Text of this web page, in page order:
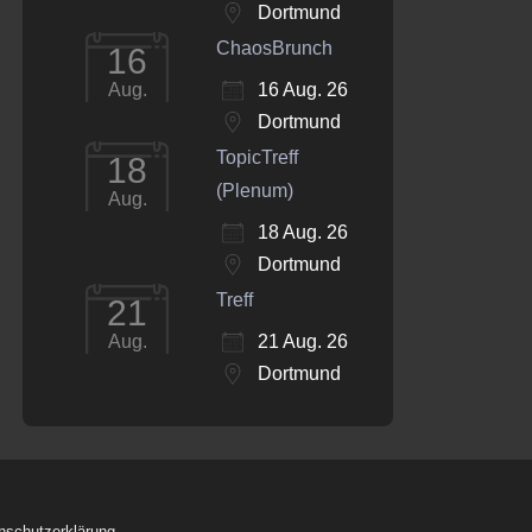
Dortmund
16
Aug.
ChaosBrunch
16 Aug. 26
Dortmund
18
Aug.
TopicTreff
(Plenum)
18 Aug. 26
Dortmund
21
Aug.
Treff
21 Aug. 26
Dortmund